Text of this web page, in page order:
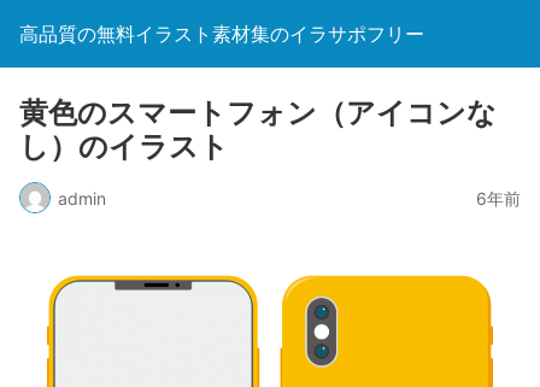
高品質の無料イラスト素材集のイラサポフリー
黄色のスマートフォン（アイコンな
し）のイラスト
admin 6年前